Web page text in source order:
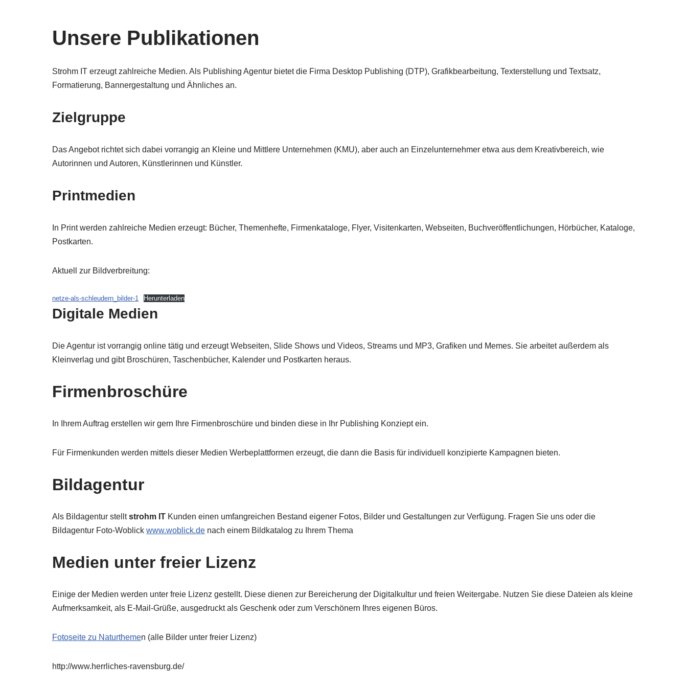
Unsere Publikationen
Strohm IT erzeugt zahlreiche Medien. Als Publishing Agentur bietet die Firma Desktop Publishing (DTP), Grafikbearbeitung, Texterstellung und Textsatz,
Formatierung, Bannergestaltung und Ähnliches an.
Zielgruppe
Das Angebot richtet sich dabei vorrangig an Kleine und Mittlere Unternehmen (KMU), aber auch an Einzelunternehmer etwa aus dem Kreativbereich, wie
Autorinnen und Autoren, Künstlerinnen und Künstler.
Printmedien
In Print werden zahlreiche Medien erzeugt: Bücher, Themenhefte, Firmenkataloge, Flyer, Visitenkarten, Webseiten, Buchveröffentlichungen, Hörbücher, Kataloge,
Postkarten.
Aktuell zur Bildverbreitung:
netze-als-schleudern_bilder-1 Herunterladen
Digitale Medien
Die Agentur ist vorrangig online tätig und erzeugt Webseiten, Slide Shows und Videos, Streams und MP3, Grafiken und Memes. Sie arbeitet außerdem als
Kleinverlag und gibt Broschüren, Taschenbücher, Kalender und Postkarten heraus.
Firmenbroschüre
In Ihrem Auftrag erstellen wir gern Ihre Firmenbroschüre und binden diese in Ihr Publishing Konziept ein.
Für Firmenkunden werden mittels dieser Medien Werbeplattformen erzeugt, die dann die Basis für individuell konzipierte Kampagnen bieten.
Bildagentur
Als Bildagentur stelltstrohm IT Kunden einen umfangreichen Bestand eigener Fotos, Bilder und Gestaltungen zur Verfügung. Fragen Sie uns oder die
Bildagentur Foto-Woblick www.woblick.de nach einem Bildkatalog zu Ihrem Thema
Medien unter freier Lizenz
Einige der Medien werden unter freie Lizenz gestellt. Diese dienen zur Bereicherung der Digitalkultur und freien Weitergabe. Nutzen Sie diese Dateien als kleine
Aufmerksamkeit, als E-Mail-Grüße, ausgedruckt als Geschenk oder zum Verschönern Ihres eigenen Büros.
Fotoseite zu Naturthemen (alle Bilder unter freier Lizenz)
http://www.herrliches-ravensburg.de/